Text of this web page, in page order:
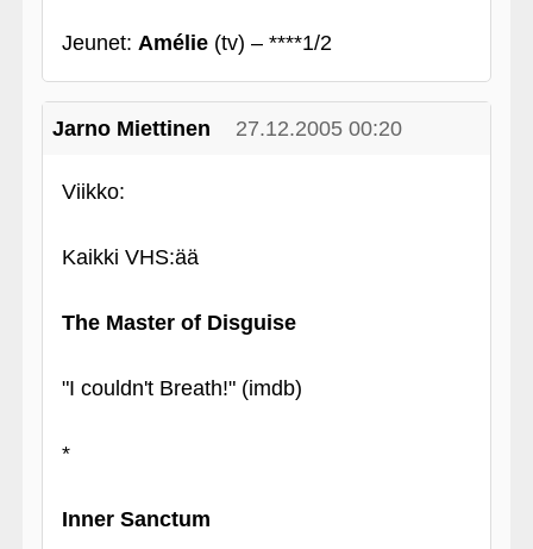
Jeunet: Amélie(tv) – ****1/2
Jarno Miettinen 27.12.2005 00:20
Viikko:
Kaikki VHS:ää
The Master of Disguise
"I couldn't Breath!" (imdb)
*
Inner Sanctum